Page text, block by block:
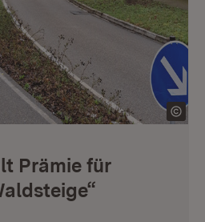
Prämie für